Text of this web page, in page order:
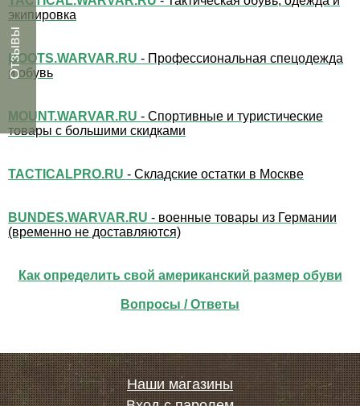
экипировка
BOOTS.WARVAR.RU - Профессиональная спецодежда
и обувь
MOUNT.WARVAR.RU - Спортивные и туристические
товары с большими скидками
TACTICALPRO.RU - Складские остатки в Москве
BUNDES.WARVAR.RU - военные товары из Германии
(временно не доставляются)
Как определить свой американский размер обуви
Вопросы / Ответы
Отзывы
Наши магазины